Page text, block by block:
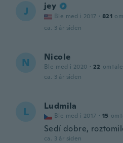
J jey
Ble med i 2017 · 821
ca. 3 år siden
N Nicole
Ble med i 2020 · 22
ca. 3 år siden
L Ludmila
Ble med i 2017 · 15
Sedí dobre,
ca. 3 år siden